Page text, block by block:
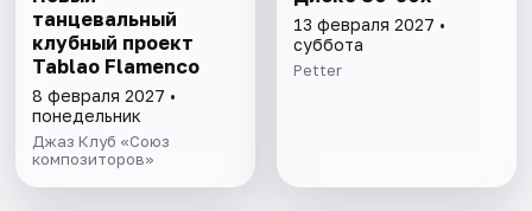
танцевальный
клубный проект
Tablao Flamenсo
8 февраля 2027 •
понедельник
Джаз Клуб «Союз
композиторов»
13 февраля 2027 •
суббота
Petter